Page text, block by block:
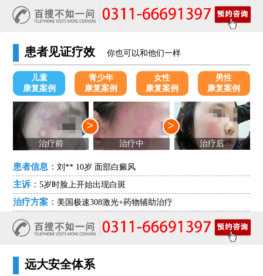
患者见证疗效 你也可以和他们一样
儿童
康复案例
青少年
康复案例
女性
康复案例
男性
康复案例
治疗前
>
治疗中
>
治疗后
患者信息：刘** 10岁 面部白癜风
主诉：5岁时脸上开始出现白斑
治疗方案： 美国极速308激光+药物辅助治疗
远大安全体系